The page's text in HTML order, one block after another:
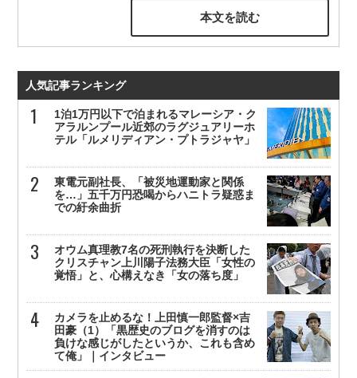
本文を読む
人気記事ランキング
1泊1万円以下で泊まれるマレーシア・ク
アラルンプール近郊のラグジュアリーホ
テル「ルメリディアン・プトラジャヤ」
東電元副社長、「被災地運動家と関係
を…」五千万円恐喝からハニトラ疑惑ま
での紆余曲折
オウム真理教7名の死刑執行を決断した
クリスチャン上川陽子法務大臣「女性の
覚悟」と、心構えなき「女の落ち度」
カメラを止めるな！上田慎一郎監督×吉
田豪（1）「黒歴史のブログを消すのは
負けな感じがしたというか、これも含め
て俺」｜インタビュー